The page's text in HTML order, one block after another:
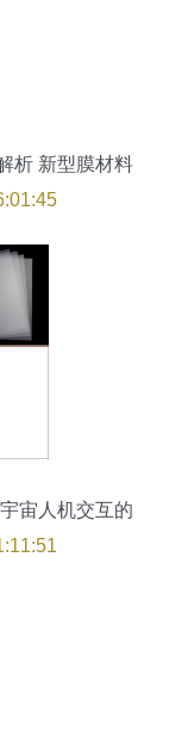
析 新型膜材料
宙人机交互的